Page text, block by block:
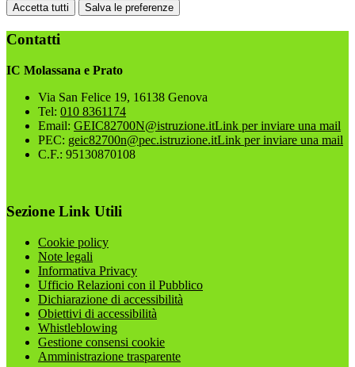
Accetta tutti Salva le preferenze
Contatti
IC Molassana e Prato
Via San Felice 19, 16138 Genova
Tel: 010 8361174
Email: GEIC82700N@istruzione.itLink per inviare una mail
PEC: geic82700n@pec.istruzione.itLink per inviare una mail
C.F.: 95130870108
Sezione Link Utili
Cookie policy
Note legali
Informativa Privacy
Ufficio Relazioni con il Pubblico
Dichiarazione di accessibilità
Obiettivi di accessibilità
Whistleblowing
Gestione consensi cookie
Amministrazione trasparente